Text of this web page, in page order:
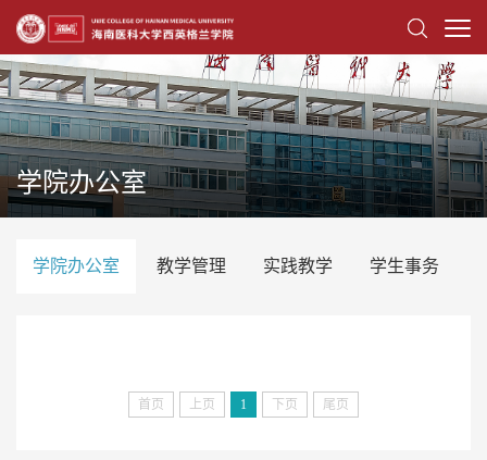
学院办公室
学院办公室 教学管理 实践教学 学生事务
首页 上页 1 下页 尾页